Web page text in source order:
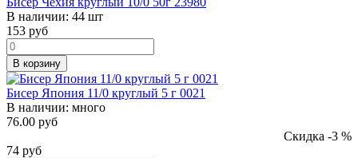
В наличии: 44 шт
153 руб
В корзину
Бисер Япония 11/0 круглый 5 г 0021
В наличии: много
76.00 руб
Скидка -3 %
74 руб